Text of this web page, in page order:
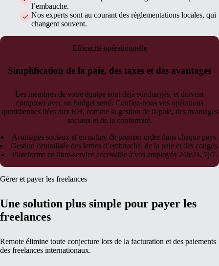
l’embauche.
Nos experts sont au courant des réglementations locales, qui
changent souvent.
Efficacité opérationnelle
Simplification de la paie, des taxes et des avantages
Les membres de votre équipe sont déjà surchargés, et doivent
composer avec un budget serré. Confiez-nous vos opérations
quotidiennes liées aux RH, comme la gestion de la paie, des avantages
sociaux et de la conformité.
Avantages sociaux et en nature de premier ordre dans chaque pays.
Gestion centralisée des lettres d’embauche, de la paie et des congés.
Plateforme en libre-service accessible à vos employés 24h/24, 7j/7.
Gérer et payer les freelances
Une solution plus simple pour payer les
freelances
Remote élimine toute conjecture lors de la facturation et des paiements
des freelances internationaux.